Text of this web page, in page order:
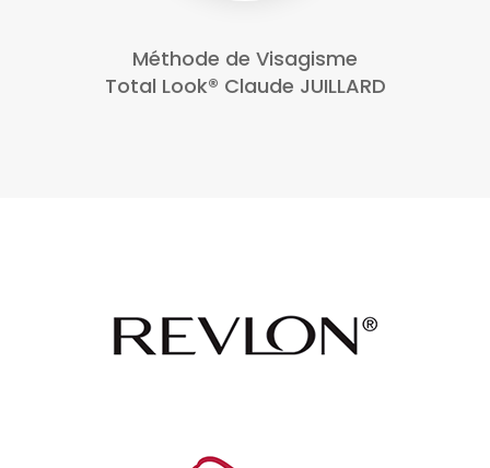
Méthode de Visagisme
Total Look® Claude JUILLARD